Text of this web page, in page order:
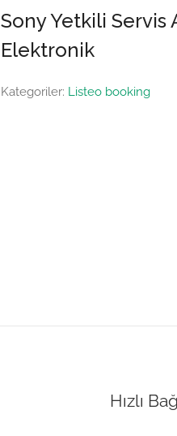
Sony Yetkili Servis
Elektronik
Kategoriler: Listeo booking
Hızlı